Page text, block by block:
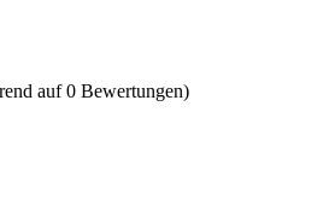
auf 0 Bewertungen)